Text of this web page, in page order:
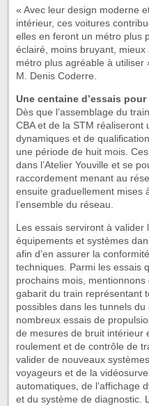
« Avec leur design moderne
intérieur, ces voitures
elles en feront un métro plus
éclairé, moins bruyant,
métro plus agréable à
M. Denis Coderre.
Une centaine d’essais
Dès que l’assemblage du
CBA et de la STM réaliseront
dynamiques et de
une période de huit mois.
dans l’Atelier Youville et se
raccordement menant au
ensuite graduellement mises
l’ensemble du réseau.
Les essais serviront à
équipements et systèmes
afin d’en assurer la
techniques. Parmi les essais
prochains mois,
gabarit du train représentant
possibles dans les tunnels
nombreux essais de
de mesures de bruit intérieur
roulement et de contrôle de
valider de nouveaux
voyageurs et de la
automatiques, de l’affichage
et du système de diagnostic.